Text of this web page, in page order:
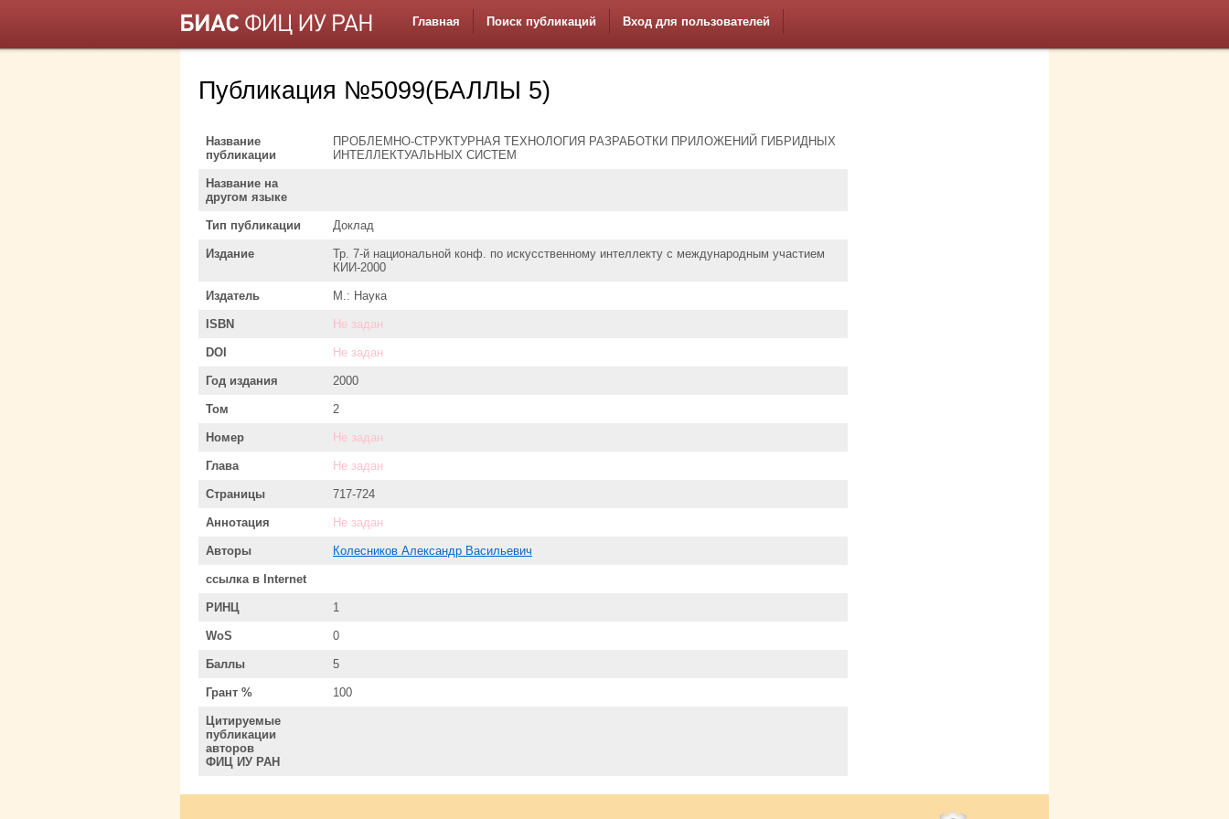
Главная Поиск публикаций Вход для пользователей
Публикация №5099(БАЛЛЫ 5)
Название
публикации
ПРОБЛЕМНО-СТРУКТУРНАЯ ТЕХНОЛОГИЯ РАЗРАБОТКИ ПРИЛОЖЕНИЙ ГИБРИДНЫХ
ИНТЕЛЛЕКТУАЛЬНЫХ СИСТЕМ
Название на
другом языке
Тип публикации Доклад
Издание
Тр. 7-й национальной конф. по искусственному интеллекту с международным участием
КИИ-2000
Издатель М.: Наука
ISBN Не задан
DOI Не задан
Год издания 2000
Том 2
Номер Не задан
Глава Не задан
Страницы 717-724
Аннотация Не задан
Авторы Колесников Александр Васильевич
ссылка в Internet
РИНЦ 1
WoS 0
Баллы 5
Грант % 100
Цитируемые
публикации
авторов
ФИЦ ИУ РАН